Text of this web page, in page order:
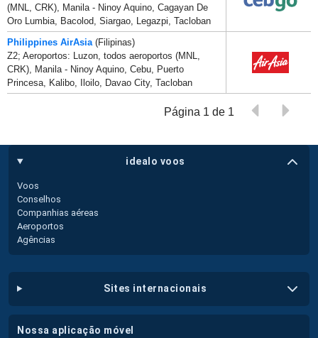
(MNL, CRK), Manila - Ninoy Aquino, Cagayan De
Oro Lumbia, Bacolod, Siargao, Legazpi, Tacloban
Philippines AirAsia (Filipinas)
Z2; Aeroportos: Luzon, todos aeroportos (MNL,
CRK), Manila - Ninoy Aquino, Cebu, Puerto
Princesa, Kalibo, Iloilo, Davao City, Tacloban
Página 1 de 1
idealo voos
Voos
Conselhos
Companhias aéreas
Aeroportos
Agências
sites internacionais
nossa aplicação móvel